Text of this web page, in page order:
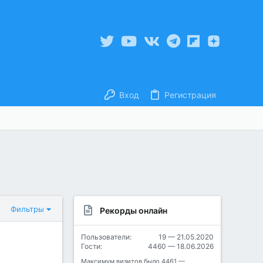
Вход Регистрация
Фильтры Рекорды онлайн
Пользователи:
19 — 21.05.2020
Гости:
4460 — 18.06.2026